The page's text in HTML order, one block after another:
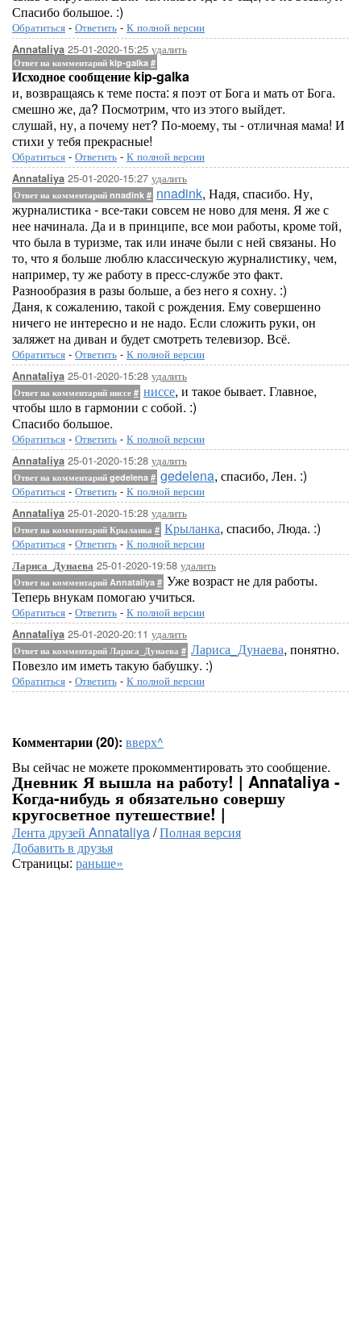
Спасибо большое. :)
Обратиться - Ответить - К полной версии
Annataliya 25-01-2020-15:25 удалить
Ответ на комментарий kip-galka #
Исходное сообщение kip-galka
и, возвращаясь к теме поста: я поэт от Бога и мать от Бога.
смешно же, да? Посмотрим, что из этого выйдет.
слушай, ну, а почему нет? По-моему, ты - отличная мама! И
стихи у тебя прекрасные!
Обратиться - Ответить - К полной версии
Annataliya 25-01-2020-15:27 удалить
Ответ на комментарий nnadink # nnadink, Надя, спасибо. Ну,
журналистика - все-таки совсем не ново для меня. Я же с
нее начинала. Да и в принципе, все мои работы, кроме той,
что была в туризме, так или иначе были с ней связаны. Но
то, что я больше люблю классическую журналистику, чем,
например, ту же работу в пресс-службе это факт.
Разнообразия в разы больше, а без него я сохну. :)
Даня, к сожалению, такой с рождения. Ему совершенно
ничего не интересно и не надо. Если сложить руки, он
заляжет на диван и будет смотреть телевизор. Всё.
Обратиться - Ответить - К полной версии
Annataliya 25-01-2020-15:28 удалить
Ответ на комментарий ниссе # ниссе, и такое бывает. Главное,
чтобы шло в гармонии с собой. :)
Спасибо большое.
Обратиться - Ответить - К полной версии
Annataliya 25-01-2020-15:28 удалить
Ответ на комментарий gedelena # gedelena, спасибо, Лен. :)
Обратиться - Ответить - К полной версии
Annataliya 25-01-2020-15:28 удалить
Ответ на комментарий Крыланка # Крыланка, спасибо, Люда. :)
Обратиться - Ответить - К полной версии
Лариса_Дунаева 25-01-2020-19:58 удалить
Ответ на комментарий Annataliya # Уже возраст не для работы.
Теперь внукам помогаю учиться.
Обратиться - Ответить - К полной версии
Annataliya 25-01-2020-20:11 удалить
Ответ на комментарий Лариса_Дунаева # Лариса_Дунаева, понятно.
Повезло им иметь такую бабушку. :)
Обратиться - Ответить - К полной версии
Комментарии (20): вверх^
Вы сейчас не можете прокомментировать это сообщение.
Дневник Я вышла на работу! | Annataliya -
Когда-нибудь я обязательно совершу
кругосветное путешествие! |
Лента друзей Annataliya/Полная версия
Добавить в друзья
Страницы: раньше»